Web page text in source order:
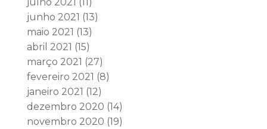
julho 2021 (11)
junho 2021 (13)
maio 2021 (13)
abril 2021 (15)
março 2021 (27)
fevereiro 2021 (8)
janeiro 2021 (12)
dezembro 2020 (14)
novembro 2020 (19)